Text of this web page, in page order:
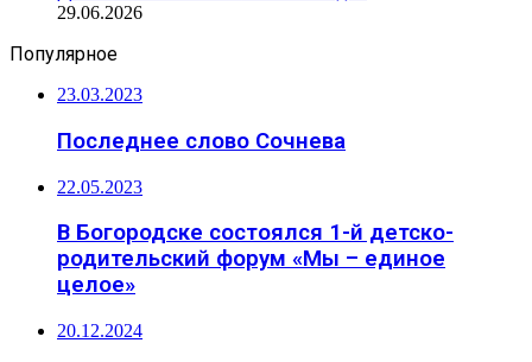
29.06.2026
Популярное
23.03.2023
Последнее слово Сочнева
22.05.2023
В Богородске состоялся 1-й детско-
родительский форум «Мы – единое
целое»
20.12.2024